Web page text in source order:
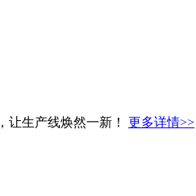
让生产线焕然一新！ 更多详情>>